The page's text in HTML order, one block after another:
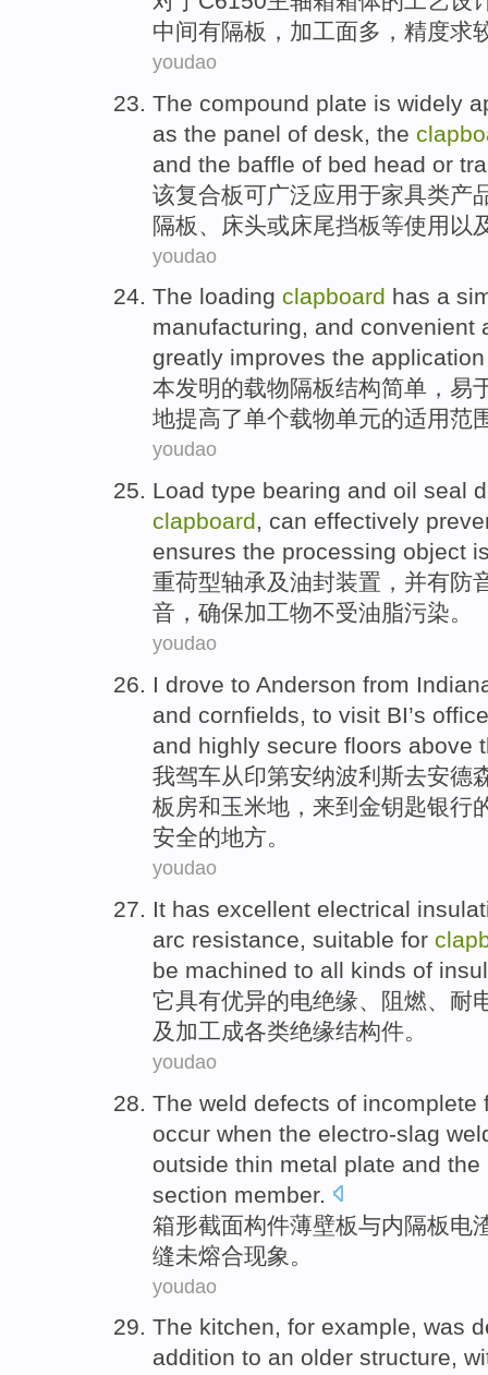
中间有隔板 ， 加工面多 ， 精度求
youdao
The compound plate is widely
as the panel of desk the
and the baffle of bed head or
该复合板可广泛 应用于家具类产
隔板
床头或床尾挡板等使用以
youdao
The loading clapboard has a
manufacturing, and convenient
greatly improves the application
本发明的载物隔板结构简单 ， 易
地提高了单个载物单元的适用范
youdao
Load type bearing and oil seal
clapboard, can effectively
ensures the processing object
重荷型轴承及油封装置 ， 并有防
音 ， 确保加工物不受油脂污染。
youdao
I drove to Anderson from
and cornfields, to visit BI’s
and highly secure floors above
我驾车从印第安纳波利斯去安德
板 房和玉米地 ，来到金钥匙银行
安全的地方。
youdao
It has excellent electrical
arc resistance, suitable for
be machined to all kinds of
它具有优异的电绝缘、 阻燃、耐
及 加工成各类绝缘结构件。
youdao
The weld defects of incomplete
occur when the electro-slag
outside thin metal plate and the
section member.
箱形截面构件薄壁板与内隔板电
缝未熔合现象。
youdao
The kitchen, for example, was
addition to an older structure,